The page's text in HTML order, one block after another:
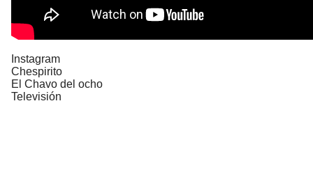
Instagram
Chespirito
El Chavo del ocho
Televisión